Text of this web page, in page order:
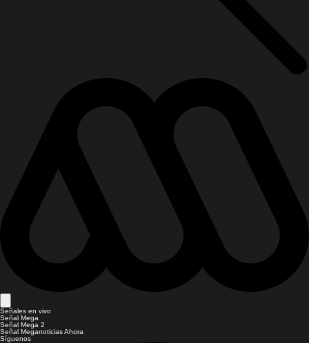
Señales en vivo
Señal Mega
Señal Mega 2
Señal Meganoticias Ahora
Síguenos